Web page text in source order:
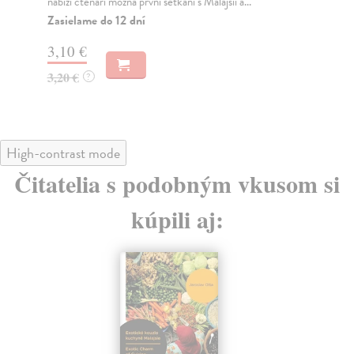
15,00 €
High-contrast mode
Čitatelia s podobným vkusom si
kúpili aj: